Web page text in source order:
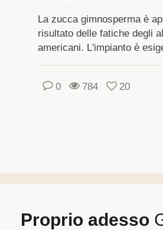
La zucca gimnosperma è
risultato delle fatiche degli
americani. L'impianto è
0 784 20
Proprio adesso